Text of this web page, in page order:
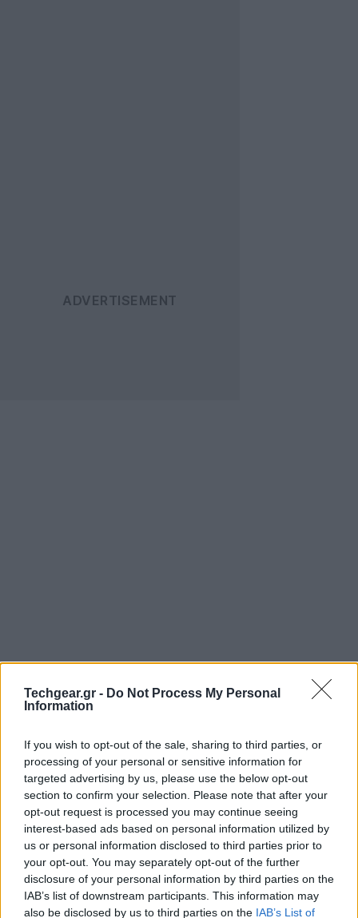
Techgear.gr - Do Not Process My Personal
Information
If you wish to opt-out of the sale, sharing to third parties, or
processing of your personal or sensitive information for
targeted advertising by us, please use the below opt-out
section to confirm your selection. Please note that after your
opt-out request is processed you may continue seeing
interest-based ads based on personal information utilized by
us or personal information disclosed to third parties prior to
your opt-out. You may separately opt-out of the further
disclosure of your personal information by third parties on the
IAB’s list of downstream participants. This information may
also be disclosed by us to third parties on the IAB’s List of
Ένα χρόνο πριν σας παρουσιάσαμε τηντεχνολογία
eye-tracking της Tobii
για χειρισμό του
Windows 8
με τα μάτια και τώρα η εταιρεία είναι στην ευχάριστη
θέση να ανακοινώσει ότι πολύ σύντομα θα
είναι διαθέσιμη στην αγορά.